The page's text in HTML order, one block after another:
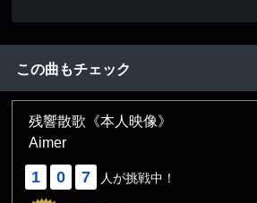
この曲もチェック
残響散歌《本人映像》
Aimer
1 0 7 人が挑戦中！